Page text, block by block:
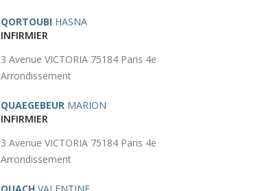
QORTOUBI HASNA
INFIRMIER
3 Avenue VICTORIA 75184 Paris 4e
Arrondissement
QUAEGEBEUR MARION
INFIRMIER
3 Avenue VICTORIA 75184 Paris 4e
Arrondissement